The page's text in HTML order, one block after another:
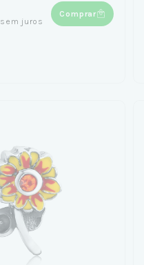
sem juros
Comprar